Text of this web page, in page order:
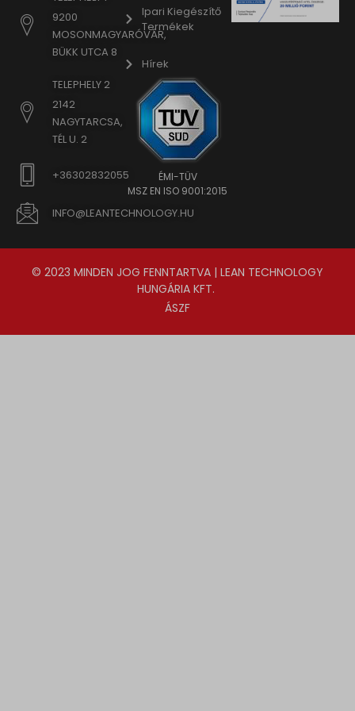
9200
MOSONMAGYARÓVÁR,
BÜKK UTCA 8
TELEPHELY 2
2142
NAGYTARCSA,
TÉL U. 2
+36302832055
INFO@LEANTECHNOLOGY.HU
Ipari Kiegészítő
Termékek
Hírek
ÉMI-TÜV
MSZ EN ISO 9001:2015
© 2023 MINDEN JOG FENNTARTVA | LEAN TECHNOLOGY
HUNGÁRIA KFT.
ÁSZF
www.gstatic.com